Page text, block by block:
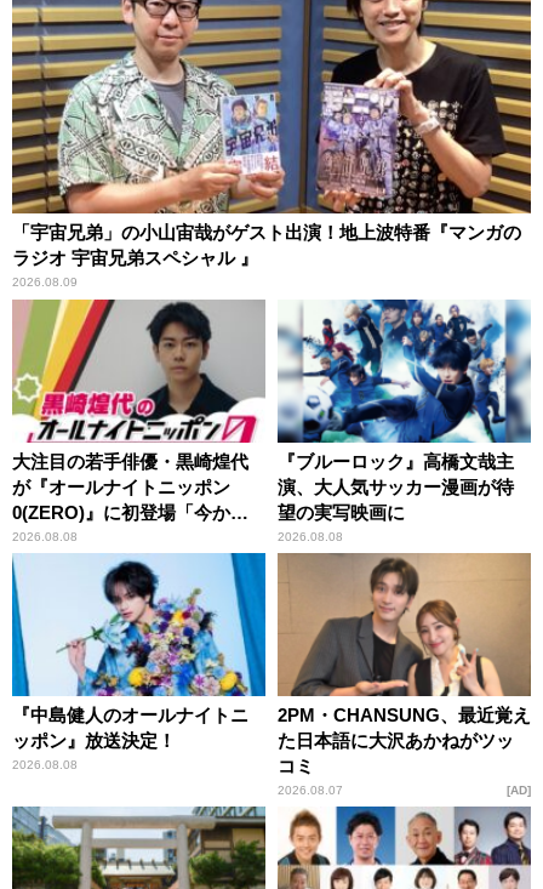
「宇宙兄弟」の小山宙哉がゲスト出演！地上波特番『マンガの
ラジオ 宇宙兄弟スペシャル 』
2026.08.09
大注目の若手俳優・黒崎煌代
が『オールナイトニッポン
0(ZERO)』に初登場「今から
とてもワクワクしておりま
す！」
2026.08.08
『ブルーロック』高橋文哉主
演、大人気サッカー漫画が待
望の実写映画に
2026.08.08
『中島健人のオールナイトニ
ッポン』放送決定！
2026.08.08
2PM・CHANSUNG、最近覚え
た日本語に大沢あかねがツッ
コミ
2026.08.07 AD